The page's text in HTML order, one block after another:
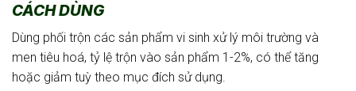
CÁCH DÙNG
Dùng phối trộn các sản phẩm vi sinh xử lý môi trường và
men tiêu hoá, tỷ lệ trộn vào sản phẩm 1-2%, có thể tăng
hoặc giảm tuỳ theo mục đích sử dụng.